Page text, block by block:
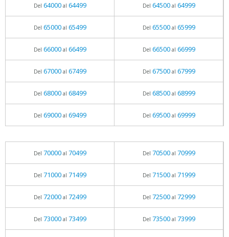
Del 64000al 64499 Del 64500al 64999
Del 65000al 65499 Del 65500al 65999
Del 66000al 66499 Del 66500al 66999
Del 67000al 67499 Del 67500al 67999
Del 68000al 68499 Del 68500al 68999
Del 69000al 69499 Del 69500al 69999
Del 70000al 70499 Del 70500al 70999
Del 71000al 71499 Del 71500al 71999
Del 72000al 72499 Del 72500al 72999
Del 73000al 73499 Del 73500al 73999